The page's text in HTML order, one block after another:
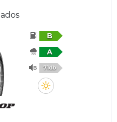
B
A
71db